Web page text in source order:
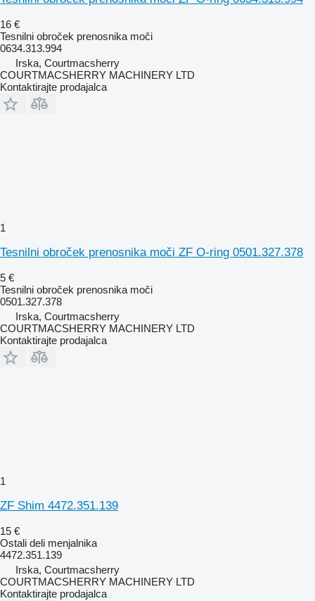
16 €
Tesnilni obroček prenosnika moči
0634.313.994
Irska, Courtmacsherry
COURTMACSHERRY MACHINERY LTD
Kontaktirajte prodajalca
1
Tesnilni obroček prenosnika moči ZF O-ring 0501.327.378
5 €
Tesnilni obroček prenosnika moči
0501.327.378
Irska, Courtmacsherry
COURTMACSHERRY MACHINERY LTD
Kontaktirajte prodajalca
1
ZF Shim 4472.351.139
15 €
Ostali deli menjalnika
4472.351.139
Irska, Courtmacsherry
COURTMACSHERRY MACHINERY LTD
Kontaktirajte prodajalca